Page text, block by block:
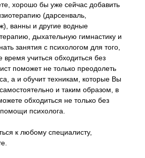
хорошо бы уже сейчас добавить
(дарсенваль,
ванны и другие водные
дыхательную гимнастику и
занятия с психологом для того,
учиться обходиться без
поможет не только преодолеть
а и обучит техникам, которые Вы
и таким образом, в
обходиться не только без
психолога.
к любому специалисту,